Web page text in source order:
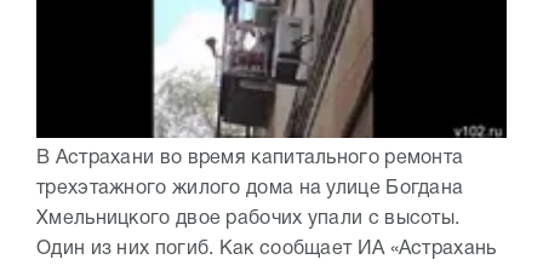
В Астрахани во время капитального ремонта
трехэтажного жилого дома на улице Богдана
Хмельницкого двое рабочих упали с высоты.
Один из них погиб. Как сообщает ИА «Астрахань